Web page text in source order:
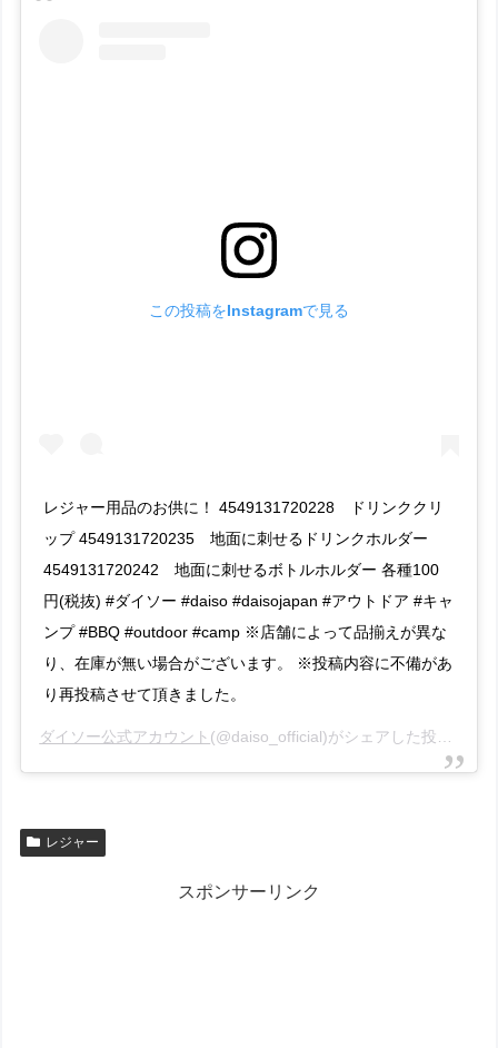
この投稿をInstagramで見る
レジャー用品のお供に！ 4549131720228 ドリンククリ
ップ 4549131720235 地面に刺せるドリンクホルダー
4549131720242 地面に刺せるボトルホルダー 各種100
円(税抜) #ダイソー #daiso #daisojapan #アウトドア #キャ
ンプ #BBQ #outdoor #camp ※店舗によって品揃えが異な
り、在庫が無い場合がございます。 ※投稿内容に不備があ
り再投稿させて頂きました。
ダイソー公式アカウント (@daiso_official)がシェアした投稿 –
レジャー
スポンサーリンク